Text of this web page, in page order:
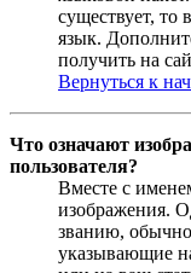
существует, то
язык.
получить на
Вернуться к
Что означают
пользователя?
Вместе с
изображения.
званию, обычно
указывающие